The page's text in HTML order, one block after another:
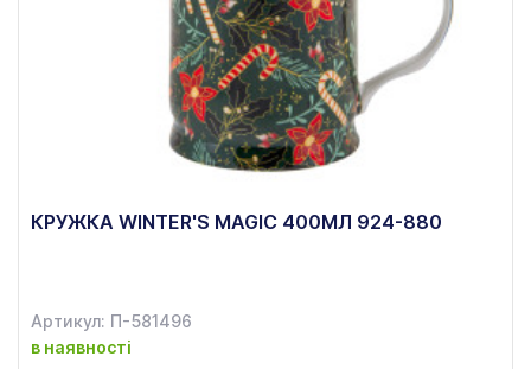
КРУЖКА WINTER'S MAGIC 400МЛ 924-880
Артикул: П-581496
в наявності